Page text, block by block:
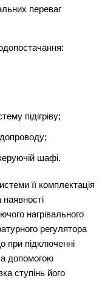
переваг
підігріву;
шафі.
її комплектація
нагрівального
регулятора
при підключенні
допомогою
ступінь його